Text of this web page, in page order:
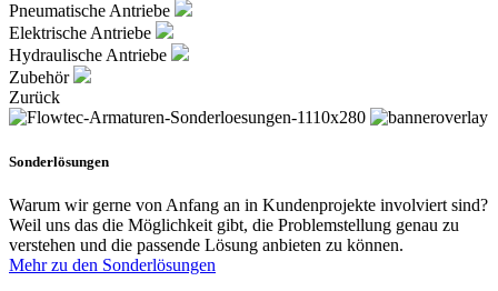
Pneumatische Antriebe
Elektrische Antriebe
Hydraulische Antriebe
Zubehör
Zurück
Sonderlösungen
Warum wir gerne von Anfang an in Kundenprojekte involviert sind?
Weil uns das die Möglichkeit gibt, die Problemstellung genau zu
verstehen und die passende Lösung anbieten zu können.
Mehr zu den Sonderlösungen